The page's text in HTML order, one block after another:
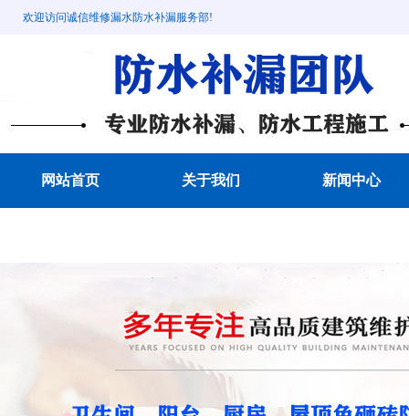
欢迎访问诚信维修漏水防水补漏服务部!
网站首页 关于我们 新闻中心